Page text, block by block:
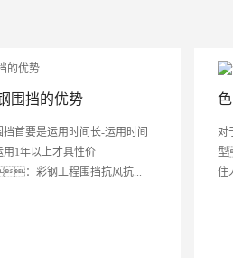
围挡的优势
要是运用时间长-运用时间
1年以上才具性价
彩钢工程围挡抗风抗...
对
型
住